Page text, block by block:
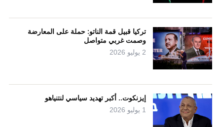
تركيا قبيل قمة الناتو: حملة على المعارضة
وصمت غربي متواصل
2 يوليو 2026
إيزنكوت.. أكبر تهديد سياسي لنتنياهو
1 يوليو 2026